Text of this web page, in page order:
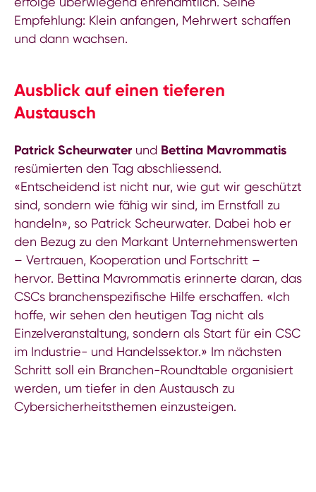
Empfehlung: Klein anfangen, Mehrwert schaffen
und dann wachsen.
Ausblick auf einen tieferen
Austausch
Patrick Scheurwaterund Bettina Mavrommatis
resümierten den Tag abschliessend.
«Entscheidend ist nicht nur, wie gut wir geschützt
sind, sondern wie fähig wir sind, im Ernstfall zu
handeln», so Patrick Scheurwater. Dabei hob er
den Bezug zu den Markant Unternehmenswerten
– Vertrauen, Kooperation und Fortschritt –
hervor. Bettina Mavrommatis erinnerte daran, das
CSCs branchenspezifische Hilfe erschaffen. «Ich
hoffe, wir sehen den heutigen Tag nicht als
Einzelveranstaltung, sondern als Start für ein CSC
im Industrie- und Handelssektor.» Im nächsten
Schritt soll ein Branchen-Roundtable organisiert
werden, um tiefer in den Austausch zu
Cybersicherheitsthemen einzusteigen.